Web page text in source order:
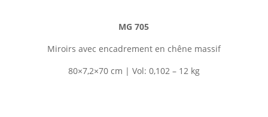
MG 705
Miroirs avec encadrement en chêne massif
80×7,2×70 cm | Vol: 0,102 – 12 kg